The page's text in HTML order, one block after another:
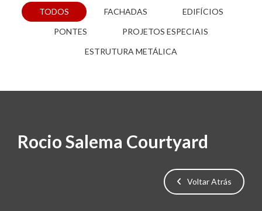
TODOS FACHADAS
EDIFÍCIOS
PONTES
PROJETOS ESPECIAIS
ESTRUTURA METÁLICA
Rocio Salema Courtyard
Voltar Atrás